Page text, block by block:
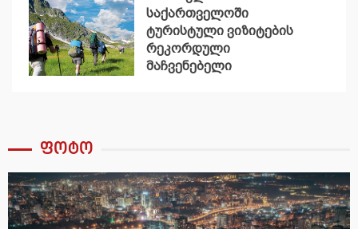
საქართველოში
ტურისტული ვიზიტების
რეკორდული
მაჩვენებელი
ფოტო